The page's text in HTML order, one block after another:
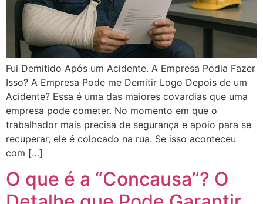
Fui Demitido Após um Acidente. A Empresa Podia Fazer
Isso? A Empresa Pode me Demitir Logo Depois de um
Acidente? Essa é uma das maiores covardias que uma
empresa pode cometer. No momento em que o
trabalhador mais precisa de segurança e apoio para se
recuperar, ele é colocado na rua. Se isso aconteceu
com […]
O que é a “Concausa”? O